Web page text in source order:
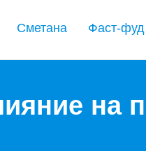
Фаст-фуд
Сметана
на